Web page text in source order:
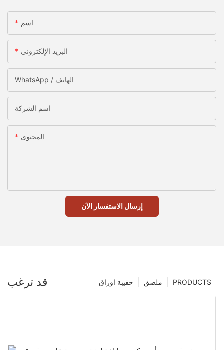
اسم
البريد الإلكتروني
WhatsApp / الهاتف
اسم الشركة
المحتوى
إرسال الاستفسار الآن
قد ترغب PRODUCTS ملصق حقيبة اوراق